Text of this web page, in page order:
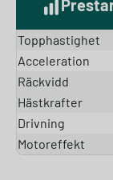
Topphastighet
Acceleration
Räckvidd
Hästkrafter
Drivning
Motoreffekt